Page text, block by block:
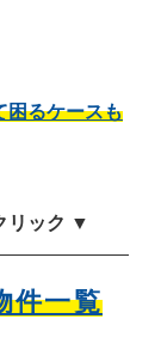
困るケースも
リック ▼
件一覧